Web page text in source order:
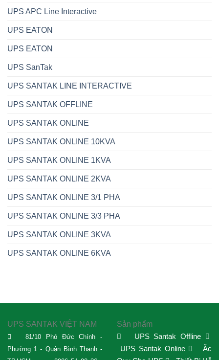
UPS APC Line Interactive
UPS EATON
UPS EATON
UPS SanTak
UPS SANTAK LINE INTERACTIVE
UPS SANTAK OFFLINE
UPS SANTAK ONLINE
UPS SANTAK ONLINE 10KVA
UPS SANTAK ONLINE 1KVA
UPS SANTAK ONLINE 2KVA
UPS SANTAK ONLINE 3/1 PHA
UPS SANTAK ONLINE 3/3 PHA
UPS SANTAK ONLINE 3KVA
UPS SANTAK ONLINE 6KVA
UPS SANTAK VIỆT NAM
81/10 Phó Đức Chính -
Phường 1 - Quận Bình Thạnh -
Sản phẩm
UPS Santak Offline
UPS Santak Online
Ắc